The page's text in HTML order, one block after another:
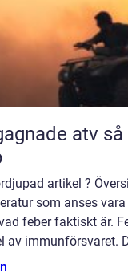
atv så gör du ett tryggt och smart
artikel ?
som anses
feber faktiskt är.
av immunförsvaret.